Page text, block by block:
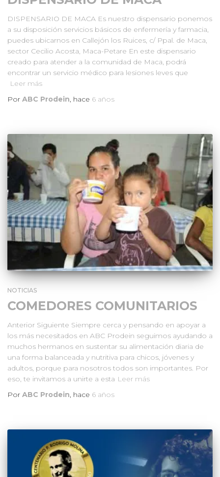
DISPENSARIO DE MACA Es nuestro dispensario ponemos
a su disposición servicios básicos de enfermería y farmacia,
puedes ubicarnos en Callejón los Ruices, c/ Ppal. de Maca,
sector Cecilio Acosta, Maca-Petare En este dispensario
creado para atender a la comunidad de Maca, podrá
encontrar un servicio médico para lesiones leves que
Leer más
Por ABC Prodein, hace 6 años
NOTICIAS
COMEDORES COMUNITARIOS
Anterior Siguiente Siempre cerca y pensando en apoyar a
los más necesitados en ABC Prodein seguimos ayudando a
muchos hermanos en sustentar su alimentación diaria de
una forma balanceada y nutritiva para chicos, jóvenes y
adultos, porque para nosotros todos son importantes. Por
eso, te invitamos a unirte a esta Leer más
Por ABC Prodein, hace 6 años